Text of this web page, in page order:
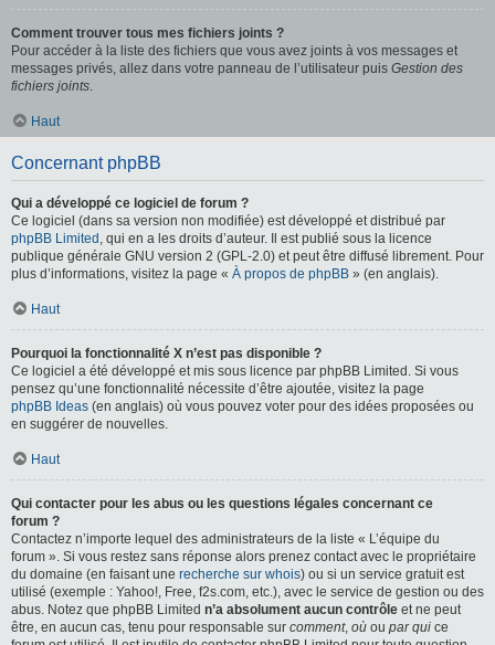
Comment trouver tous mes fichiers joints ?
Pour accéder à la liste des fichiers que vous avez joints à vos messages et
messages privés, allez dans votre panneau de l’utilisateur puis Gestion des
fichiers joints.
Haut
Concernant phpBB
Qui a développé ce logiciel de forum ?
Ce logiciel (dans sa version non modifiée) est développé et distribué par
phpBB Limited , qui en a les droits d’auteur. Il est publié sous la licence
publique générale GNU version 2 (GPL-2.0) et peut être diffusé librement. Pour
plus d’informations, visitez la page « À propos de phpBB » (en anglais).
Haut
Pourquoi la fonctionnalité X n’est pas disponible ?
Ce logiciel a été développé et mis sous licence par phpBB Limited. Si vous
pensez qu’une fonctionnalité nécessite d’être ajoutée, visitez la page
phpBB Ideas (en anglais) où vous pouvez voter pour des idées proposées ou
en suggérer de nouvelles.
Haut
Qui contacter pour les abus ou les questions légales concernant ce
forum ?
Contactez n’importe lequel des administrateurs de la liste « L’équipe du
forum ». Si vous restez sans réponse alors prenez contact avec le propriétaire
du domaine (en faisant une recherche sur whois) ou si un service gratuit est
utilisé (exemple : Yahoo!, Free, f2s.com, etc.), avec le service de gestion ou des
abus. Notez que phpBB Limited n’a absolument aucun contrôle et ne peut
être, en aucun cas, tenu pour responsable sur comment, où ou par qui ce